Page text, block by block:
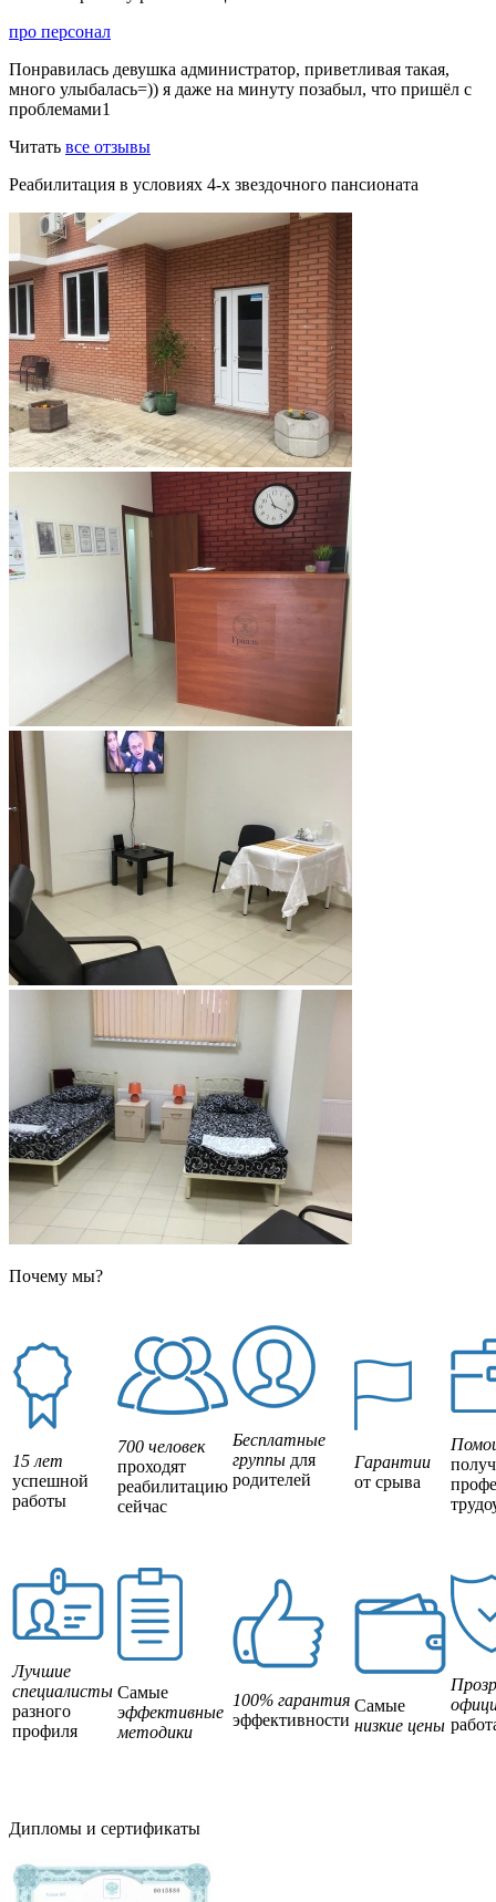
про персонал
Понравилась девушка администратор, приветливая такая,
много улыбалась=)) я даже на минуту позабыл, что пришёл с
проблемами1
Читать все отзывы
Реабилитация в условиях 4-х звездочного пансионата
Почему мы?
15 лет
успешной
работы
700 человек
проходят
реабилитацию
сейчас
Бесплатные
группы для
родителей
Гарантии
от срыва
Лучшие
специалисты
разного
профиля
Самые
эффективные
методики
100% гарантия
эффективности
Самые
низкие цены
Дипломы и сертификаты